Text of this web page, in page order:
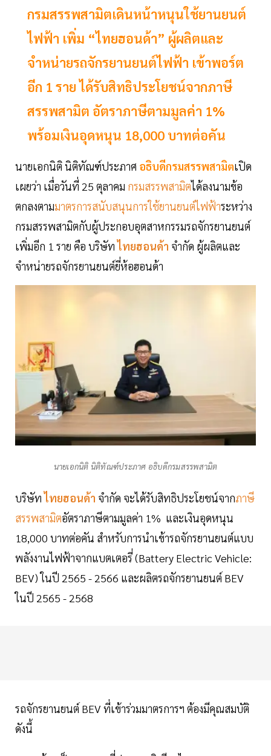
กรมสรรพสามิตเดินหน้าหนุนใช้ยานยนต์
ไฟฟ้า เพิ่ม “ไทยฮอนด้า” ผู้ผลิตและ
จำหน่ายรถจักรยานยนต์ไฟฟ้า เข้าพอร์ต
อีก 1 ราย ได้รับสิทธิประโยชน์จากภาษี
สรรพสามิต อัตราภาษีตามมูลค่า 1%
พร้อมเงินอุดหนุน 18,000 บาทต่อคัน
นายเอกนิติ นิติทัณฑ์ประภาศ อธิบดีกรมสรรพสามิตเปิด
เผยว่า เมื่อวันที่ 25 ตุลาคม กรมสรรพสามิตได้ลงนามข้อ
ตกลงตามมาตรการสนับสนุนการใช้ยานยนต์ไฟฟ้าระหว่าง
กรมสรรพสามิตกับผู้ประกอบอุตสาหกรรมรถจักรยานยนต์
เพิ่มอีก 1 ราย คือ บริษัท ไทยฮอนด้า จำกัด ผู้ผลิตและ
จำหน่ายรถจักรยานยนต์ยี่ห้อฮอนด้า
นายเอกนิติ นิติทัณฑ์ประภาศ อธิบดีกรมสรรพสามิต
บริษัทไทยฮอนด้า จำกัด จะได้รับสิทธิประโยชน์จากภาษี
สรรพสามิตอัตราภาษีตามมูลค่า 1% และเงินอุดหนุน
18,000 บาทต่อคัน สำหรับการนำเข้ารถจักรยานยนต์แบบ
พลังงานไฟฟ้าจากแบตเตอรี่ (Battery Electric Vehicle:
BEV) ในปี 2565 - 2566 และผลิตรถจักรยานยนต์ BEV
ในปี 2565 - 2568
รถจักรยานยนต์ BEV ที่เข้าร่วมมาตรการฯ ต้องมีคุณสมบัติ
ดังนี้